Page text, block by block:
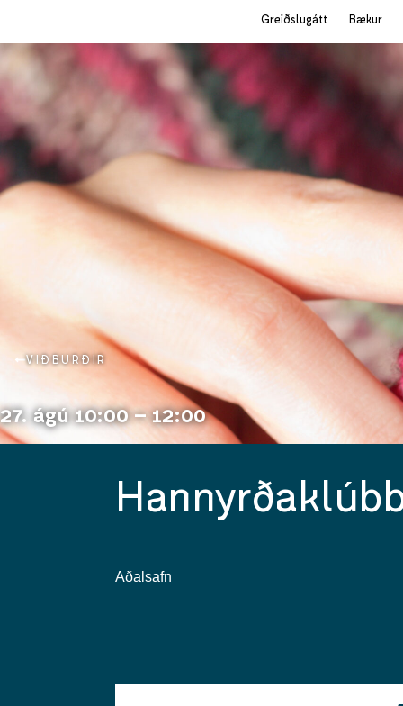
Greiðslugátt Bækur
VIÐBURÐIR
27. ágú 10:00 – 12:00
Aðalsafn